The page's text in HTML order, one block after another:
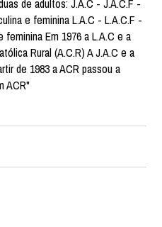
de adultos: J.A.C - J.A.C.F -
e feminina L.A.C - L.A.C.F -
feminina Em 1976 a L.A.C e a
Rural (A.C.R) A J.A.C e a
de 1983 a ACR passou a
ACR"